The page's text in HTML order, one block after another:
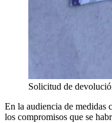
Solicitud de
En la audiencia de medidas
los compromisos que se